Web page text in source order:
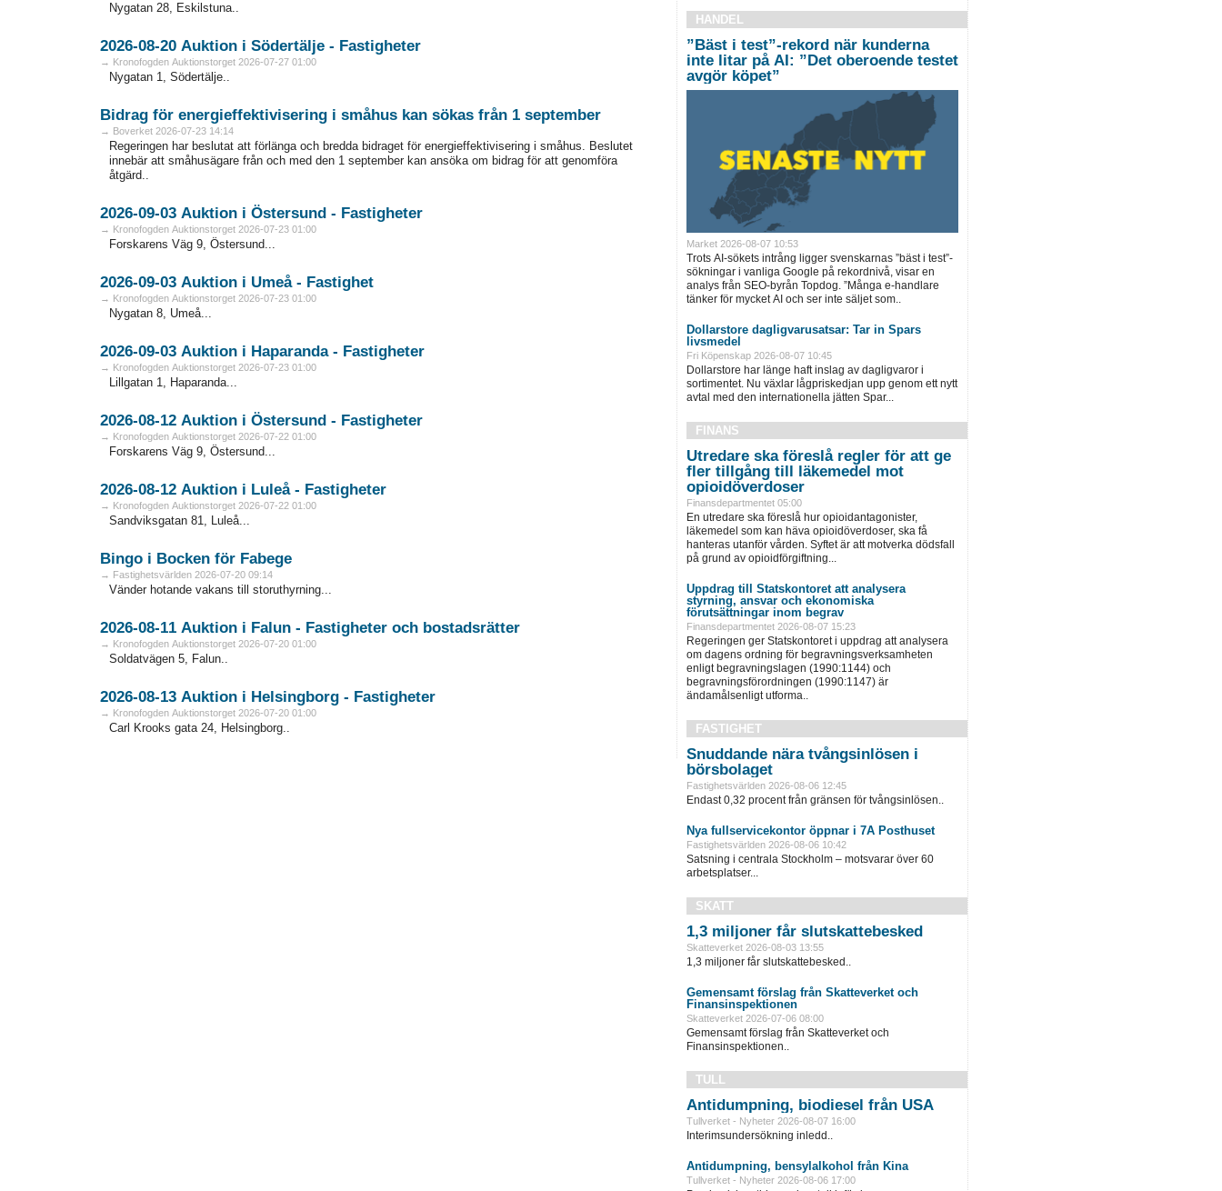
Nygatan 28, Eskilstuna..
2026-08-20 Auktion i Södertälje - Fastigheter
→ Kronofogden Auktionstorget 2026-07-27 01:00
Nygatan 1, Södertälje..
Bidrag för energieffektivisering i småhus kan sökas från 1 september
→ Boverket 2026-07-23 14:14
Regeringen har beslutat att förlänga och bredda bidraget för energieffektivisering i småhus. Beslutet
innebär att småhusägare från och med den 1 september kan ansöka om bidrag för att genomföra
åtgärd..
2026-09-03 Auktion i Östersund - Fastigheter
→ Kronofogden Auktionstorget 2026-07-23 01:00
Forskarens Väg 9, Östersund...
2026-09-03 Auktion i Umeå - Fastighet
→ Kronofogden Auktionstorget 2026-07-23 01:00
Nygatan 8, Umeå...
2026-09-03 Auktion i Haparanda - Fastigheter
→ Kronofogden Auktionstorget 2026-07-23 01:00
Lillgatan 1, Haparanda...
2026-08-12 Auktion i Östersund - Fastigheter
→ Kronofogden Auktionstorget 2026-07-22 01:00
Forskarens Väg 9, Östersund...
2026-08-12 Auktion i Luleå - Fastigheter
→ Kronofogden Auktionstorget 2026-07-22 01:00
Sandviksgatan 81, Luleå...
Bingo i Bocken för Fabege
→ Fastighetsvärlden 2026-07-20 09:14
Vänder hotande vakans till storuthyrning...
2026-08-11 Auktion i Falun - Fastigheter och bostadsrätter
→ Kronofogden Auktionstorget 2026-07-20 01:00
Soldatvägen 5, Falun..
2026-08-13 Auktion i Helsingborg - Fastigheter
→ Kronofogden Auktionstorget 2026-07-20 01:00
Carl Krooks gata 24, Helsingborg..
HANDEL
”Bäst i test”-rekord när kunderna
inte litar på AI: ”Det oberoende testet
avgör köpet”
Market 2026-08-07 10:53
Trots AI-sökets intrång ligger svenskarnas ”bäst i test”-
sökningar i vanliga Google på rekordnivå, visar en
analys från SEO-byrån Topdog. ”Många e-handlare
tänker för mycket AI och ser inte säljet som..
Dollarstore dagligvarusatsar: Tar in Spars
livsmedel
Fri Köpenskap 2026-08-07 10:45
Dollarstore har länge haft inslag av dagligvaror i
sortimentet. Nu växlar lågpriskedjan upp genom ett nytt
avtal med den internationella jätten Spar...
FINANS
Utredare ska föreslå regler för att ge
fler tillgång till läkemedel mot
opioidöverdoser
Finansdepartmentet 05:00
En utredare ska föreslå hur opioidantagonister,
läkemedel som kan häva opioidöverdoser, ska få
hanteras utanför vården. Syftet är att motverka dödsfall
på grund av opioidförgiftning...
Uppdrag till Statskontoret att analysera
styrning, ansvar och ekonomiska
förutsättningar inom begrav
Finansdepartmentet 2026-08-07 15:23
Regeringen ger Statskontoret i uppdrag att analysera
om dagens ordning för begravningsverksamheten
enligt begravningslagen (1990:1144) och
begravningsförordningen (1990:1147) är
ändamålsenligt utforma..
FASTIGHET
Snuddande nära tvångsinlösen i
börsbolaget
Fastighetsvärlden 2026-08-06 12:45
Endast 0,32 procent från gränsen för tvångsinlösen..
Nya fullservicekontor öppnar i 7A Posthuset
Fastighetsvärlden 2026-08-06 10:42
Satsning i centrala Stockholm – motsvarar över 60
arbetsplatser...
SKATT
1,3 miljoner får slutskattebesked
Skatteverket 2026-08-03 13:55
1,3 miljoner får slutskattebesked..
Gemensamt förslag från Skatteverket och
Finansinspektionen
Skatteverket 2026-07-06 08:00
Gemensamt förslag från Skatteverket och
Finansinspektionen..
TULL
Antidumpning, biodiesel från USA
Tullverket - Nyheter 2026-08-07 16:00
Interimsundersökning inledd..
Antidumpning, bensylalkohol från Kina
Tullverket - Nyheter 2026-08-06 17:00